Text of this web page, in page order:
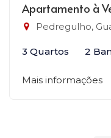
Apartamento à
Pedregulho,
3 Quartos 2
Mais informações